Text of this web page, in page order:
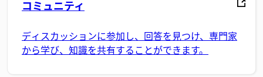
コミュニティ
ディスカッションに参加し、回答を見つけ、専門家
から学び、知識を共有することができます。